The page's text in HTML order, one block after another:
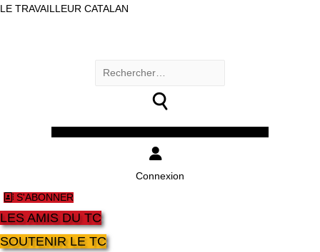
LE TRAVAILLEUR CATALAN
Rechercher :
Connexion
S'ABONNER
LES AMIS DU TC
SOUTENIR LE TC